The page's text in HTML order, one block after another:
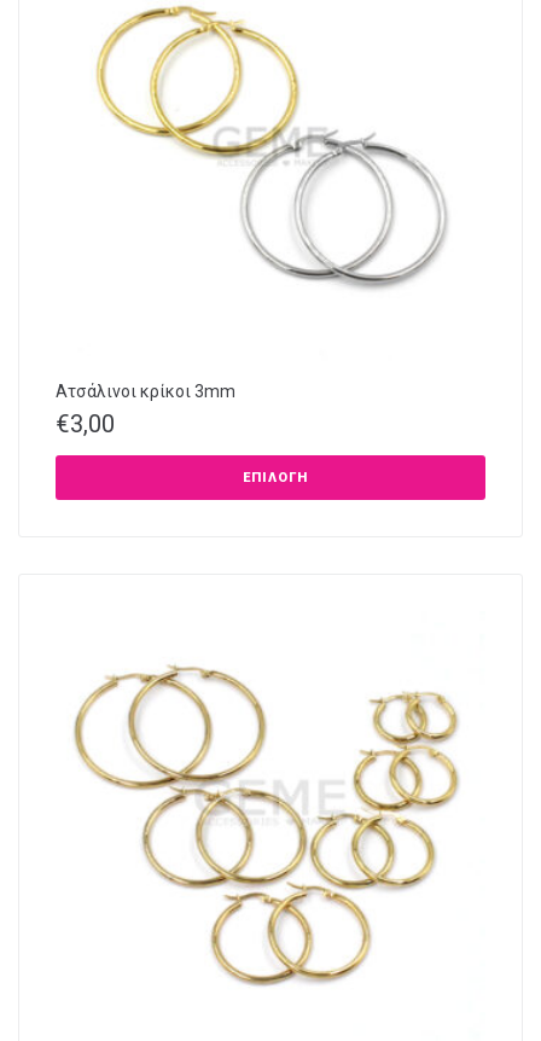
Ατσάλινοι κρίκοι 3mm
€3,00
ΕΠΙΛΟΓΉ